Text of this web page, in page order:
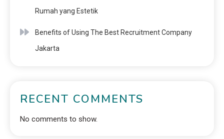
Rumah yang Estetik
Benefits of Using The Best Recruitment Company
Jakarta
RECENT COMMENTS
No comments to show.